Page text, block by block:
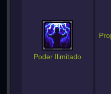
Poder Ilimitado